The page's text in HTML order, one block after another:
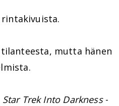
mutta hänen
Star Trek Into Darkness-